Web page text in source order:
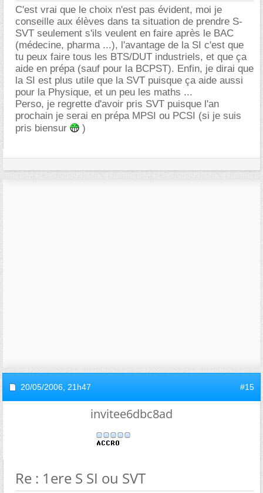
C'est vrai que le choix n'est pas évident, moi je
conseille aux élèves dans ta situation de prendre S-
SVT seulement s'ils veulent en faire après le BAC
(médecine, pharma ...), l'avantage de la SI c'est que
tu peux faire tous les BTS/DUT industriels, et que ça
aide en prépa (sauf pour la BCPST). Enfin, je dirai que
la SI est plus utile que la SVT puisque ça aide aussi
pour la Physique, et un peu les maths ...
Perso, je regrette d'avoir pris SVT puisque l'an
prochain je serai en prépa MPSI ou PCSI (si je suis
pris biensur
)
20/05/2006, 21h47 #15
invitee6dbc8ad
Re : 1ere S SI ou SVT